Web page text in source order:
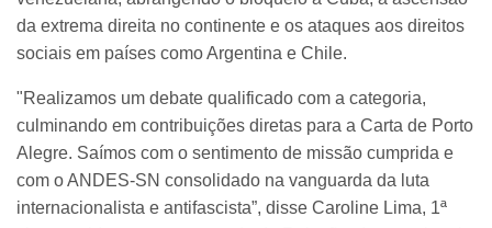
da extrema direita no continente e os ataques aos direitos
sociais em países como Argentina e Chile.
"Realizamos um debate qualificado com a categoria,
culminando em contribuições diretas para a Carta de Porto
Alegre. Saímos com o sentimento de missão cumprida e
com o ANDES-SN consolidado na vanguarda da luta
internacionalista e antifascista”, disse Caroline Lima, 1ª